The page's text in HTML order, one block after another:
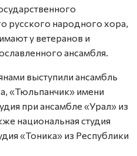
русского народного хора,
у ветеранов и
ансамбля.
выступили ансамбль
«Тюльпанчик» имени
при ансамбле «Урал» из
национальная студия
«Тоника» из Республики